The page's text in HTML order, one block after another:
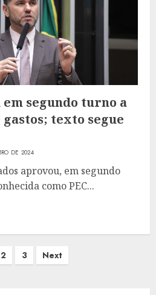
segundo turno a
gastos; texto segue
DE 2024
aprovou, em segundo
como PEC...
2 3 Next